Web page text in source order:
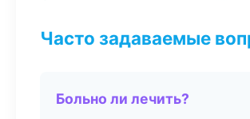
Часто задаваемые
Больно ли лечить?